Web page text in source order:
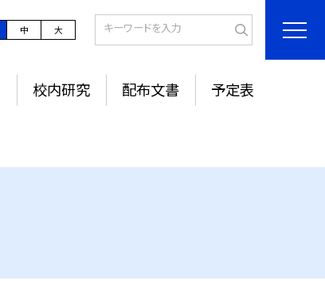
中 大
校内研究 配布文書 予定表